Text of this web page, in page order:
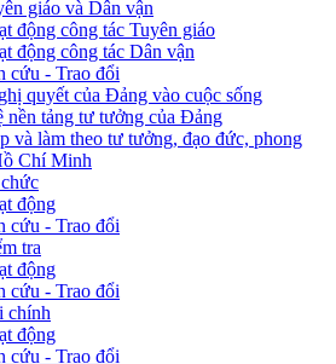
giáo và Dân vận
động công tác Tuyên giáo
động công tác Dân vận
cứu - Trao đổi
quyết của Đảng vào cuộc sống
nền tảng tư tưởng của Đảng
và làm theo tư tưởng, đạo đức, phong
Chí Minh
động
cứu - Trao đổi
tra
động
cứu - Trao đổi
chính
động
cứu - Trao đổi